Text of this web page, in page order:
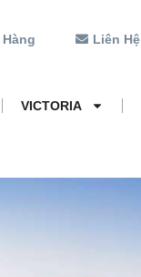
Liên Hệ
VICTORIA